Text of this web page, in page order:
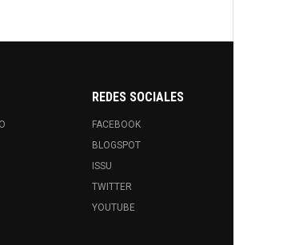
REDES SOCIALES
FACEBOOK
BLOGSPOT
ISSU
TWITTER
YOUTUBE